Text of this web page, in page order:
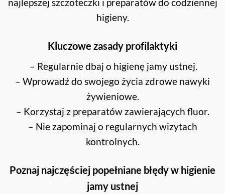
najlepszej szczoteczki i preparatów do codziennej
higieny.
Kluczowe zasady profilaktyki
– Regularnie dbaj o higienę jamy ustnej.
– Wprowadź do swojego życia zdrowe nawyki
żywieniowe.
– Korzystaj z preparatów zawierających fluor.
– Nie zapominaj o regularnych wizytach
kontrolnych.
Poznaj najczęściej popełniane błędy w higienie
jamy ustnej